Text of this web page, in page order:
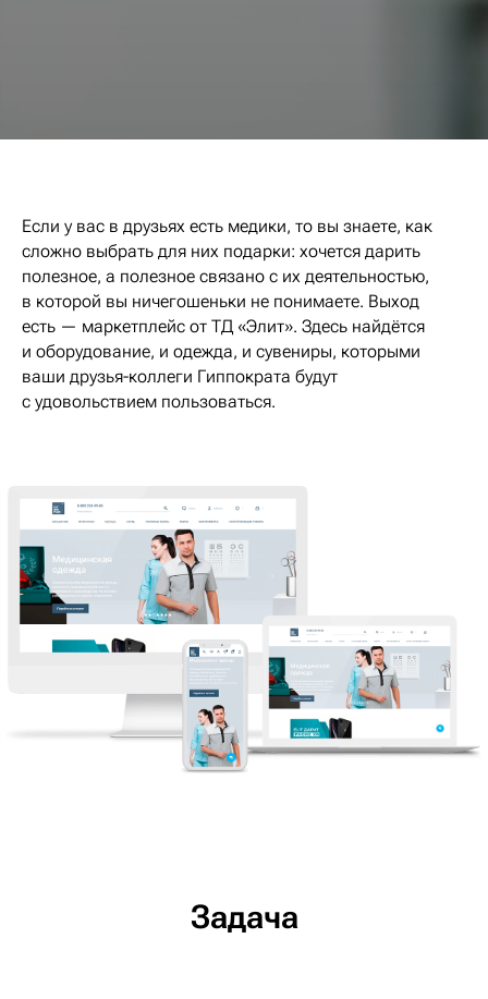
Если у вас в друзьях есть медики, то вы знаете, как
сложно выбрать для них подарки: хочется дарить
полезное, а полезное связано с их деятельностью,
в которой вы ничегошеньки не понимаете. Выход
есть — маркетплейс от ТД «Элит». Здесь найдётся
и оборудование, и одежда, и сувениры, которыми
ваши друзья-коллеги Гиппократа будут
с удовольствием пользоваться.
Задача